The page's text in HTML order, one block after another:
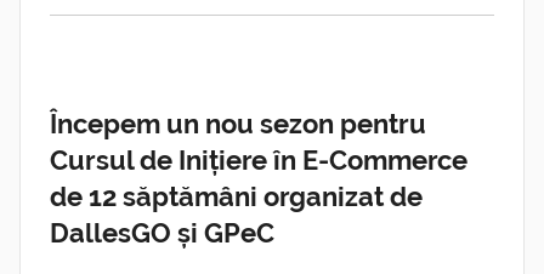
Începem un nou sezon pentru
Cursul de Inițiere în E-Commerce
de 12 săptămâni organizat de
DallesGO și GPeC